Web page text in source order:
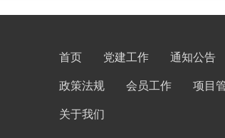
首页 党建工作 通知公告
政策法规 会员工作 项目
关于我们